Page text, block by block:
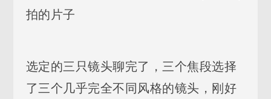
拍的片子
选定的三只镜头聊完了，三个焦段选择
了三个几乎完全不同风格的镜头，刚好